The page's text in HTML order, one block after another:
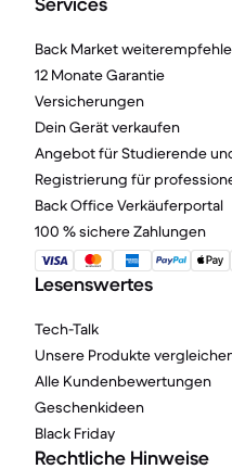
Back Market
12 Monate Garantie
Versicherungen
Dein Gerät verkaufen
Angebot für Studierende
Registrierung für
Back Office Verkäuferportal
100 % sichere Zahlungen
Lesenswertes
Tech-Talk
Unsere Produkte
Alle Kundenbewertungen
Geschenkideen
Black Friday
Rechtliche Hinweise